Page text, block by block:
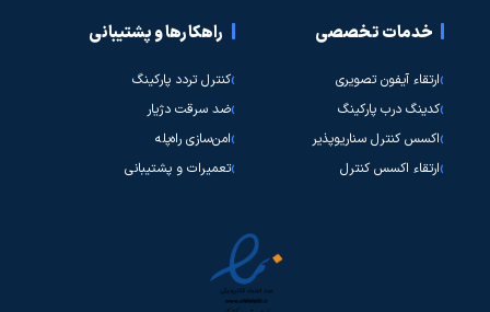
خدمات تخصصی
ارتقاء آیفون تصویری
کدینگ درب پارکینگ
اکسس کنترل سناریوپذیر
ارتقاء اکسس کنترل
راهکارها و پشتیبانی
کنترل تردد پارکینگ
ضد سرقت دژیار
امن‌سازی راه‌پله
تعمیرات و پشتیبانی